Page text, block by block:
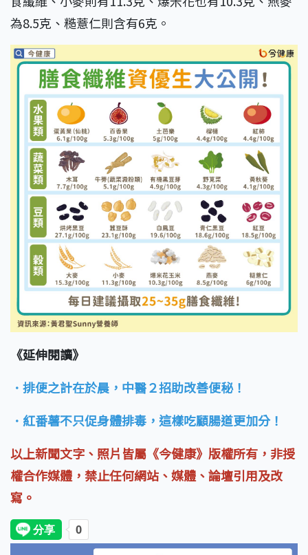
為8.5克、糙薏仁則含有6克。
《延伸閱讀》
．排便之計在於晨，中醫２招助改善便秘！
．紅番薯不只促身體排毒，這樣吃顧腸道更加分！
以上新聞文字、照片皆屬《今健康》版權所有，非授
權合作媒體，禁止任何網站、媒體、論壇引用及改
寫。